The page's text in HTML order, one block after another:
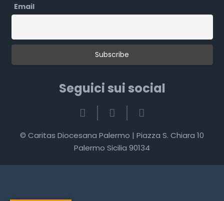
Email
Seguici sui social
© Caritas Diocesana Palermo | Piazza S. Chiara 10
Palermo Sicilia 90134